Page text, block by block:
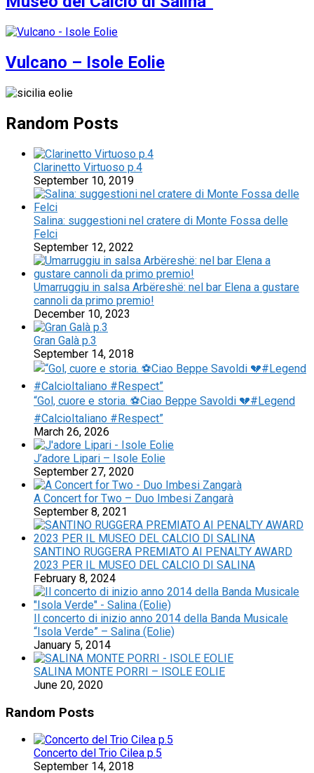
Vulcano – Isole Eolie
Random Posts
Clarinetto Virtuoso p.4
September 10, 2019
Salina: suggestioni nel cratere di Monte Fossa delle
Felci
September 12, 2022
Umarruggiu in salsa Arbëreshë: nel bar Elena a gustare
cannoli da primo premio!
December 10, 2023
Gran Galà p.3
September 14, 2018
“Gol, cuore e storia. ⚽Ciao Beppe Savoldi 💔#Legend
#CalcioItaliano #Respect”
March 26, 2026
J’adore Lipari – Isole Eolie
September 27, 2020
A Concert for Two – Duo Imbesi Zangarà
September 8, 2021
SANTINO RUGGERA PREMIATO AI PENALTY AWARD
2023 PER IL MUSEO DEL CALCIO DI SALINA
February 8, 2024
Il concerto di inizio anno 2014 della Banda Musicale
“Isola Verde” – Salina (Eolie)
January 5, 2014
SALINA MONTE PORRI – ISOLE EOLIE
June 20, 2020
Random Posts
Concerto del Trio Cilea p.5
September 14, 2018